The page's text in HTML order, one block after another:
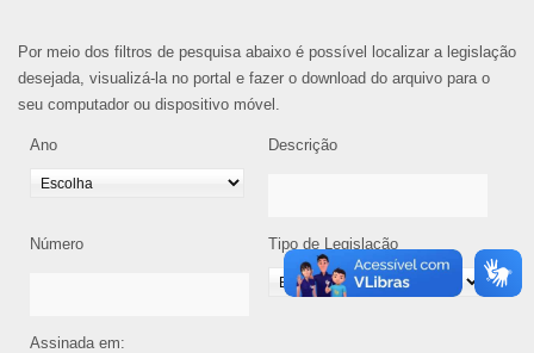
Por meio dos filtros de pesquisa abaixo é possível localizar a legislação
desejada, visualizá-la no portal e fazer o download do arquivo para o
seu computador ou dispositivo móvel.
Ano Descrição
Número Tipo de Legislação
Assinada em: